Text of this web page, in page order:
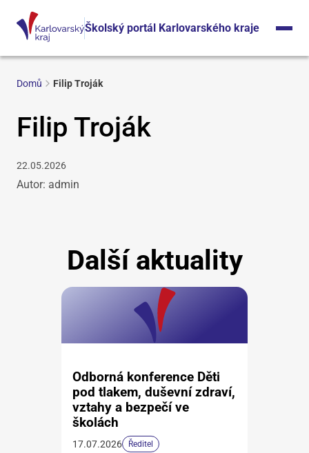
Školský portál Karlovarského kraje
Domů Filip Troják
Filip Troják
22.05.2026
Autor: admin
Další aktuality
Odborná konference Děti
pod tlakem, duševní zdraví,
vztahy a bezpečí ve
školách
17.07.2026 Ředitel